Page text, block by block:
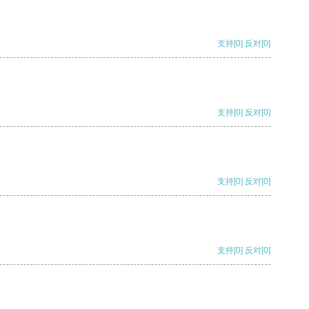
支持[0] 反对[0]
支持[0] 反对[0]
支持[0] 反对[0]
支持[0] 反对[0]